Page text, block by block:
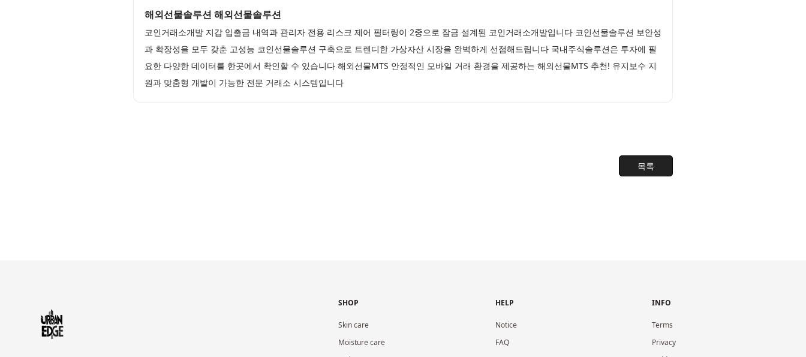
해외선물솔루션 해외선물솔루션
코인거래소개발 지갑 입출금 내역과 관리자 전용 리스크 제어 필터링이 2중으로 잠금 설계된 코인거래소개발입니다 코인선물솔루션 보안성
과 확장성을 모두 갖춘 고성능 코인선물솔루션 구축으로 트렌디한 가상자산 시장을 완벽하게 선점해드립니다 국내주식솔루션은 투자에 필
요한 다양한 데이터를 한곳에서 확인할 수 있습니다 해외선물MTS 안정적인 모바일 거래 환경을 제공하는 해외선물MTS 추천! 유지보수 지
원과 맞춤형 개발이 가능한 전문 거래소 시스템입니다
목록
SHOP
Skin care
Moisture care
HELP
Notice
FAQ
INFO
Terms
Privacy